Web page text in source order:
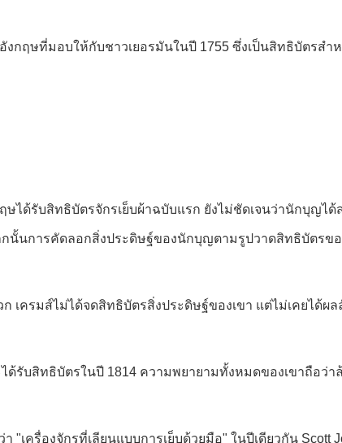
กฤษที่มอบให้กับชาวเยอรมันในปี 1755 ซึ่งเป็นสิทธิบัตรส
ได้รับสิทธิบัตรจักรเย็บผ้าฉบับแรก ยังไม่ชัดเจนว่านักบุญไ
นั้นการคัดลอกสิ่งประดิษฐ์ของนักบุญตามรูปวาดสิทธิบัตรขอ
เครมส์ไม่ได้จดสิทธิบัตรสิ่งประดิษฐ์ของเขา แต่ไม่เคยได้ผ
รับสิทธิบัตรในปี 1814 ความพยายามทั้งหมดของเขาถือว่า
"เครื่องจักรที่เลียนแบบการเย็บด้วยมือ" ในปีเดียวกัน Scott